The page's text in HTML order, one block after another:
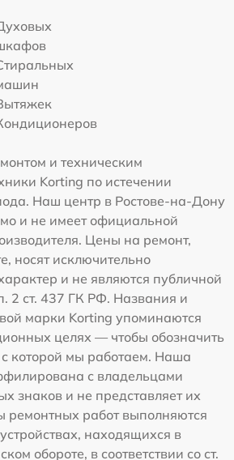
и техническим
Korting по истечении
Наш центр в Ростове-на-Дону
и не имеет официальной
Цены на ремонт,
носят исключительно
и не являются публичной
2 ст. 437 ГК РФ. Названия и
марки Korting упоминаются
целях — чтобы обозначить
которой мы работаем. Наша
с владельцами
знаков и не представляет их
ремонтных работ выполняются
находящихся в
обороте, в соответствии со ст.